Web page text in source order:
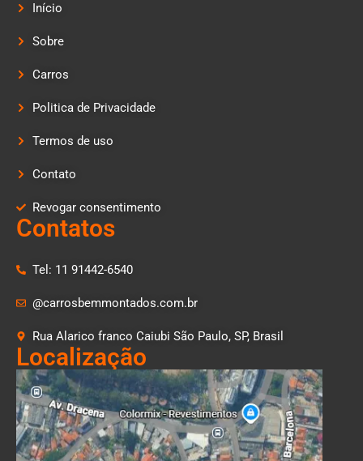
Início
Sobre
Carros
Politica de Privacidade
Termos de uso
Contato
Revogar consentimento
Contatos
Tel: 11 91442-6540
@carrosbemmontados.com.br
Rua Alarico franco Caiubi São Paulo, SP, Brasil
Localização